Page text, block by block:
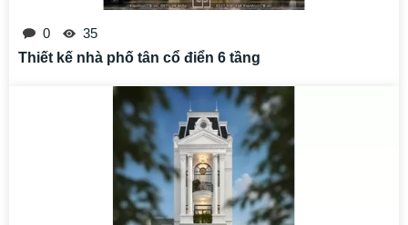
0
35
Thiết kế nhà phố tân cổ điển 6 tầng